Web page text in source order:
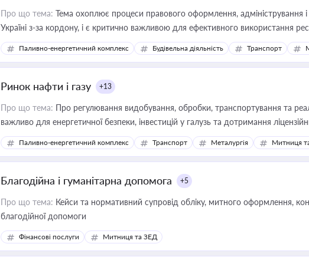
Про що тема: Тема охоплює процеси правового оформлення, адміністрування
Україні з-за кордону, і є критично важливою для ефективного використання
інфраструктурних проєктів
Паливно-енергетичний комплекс Будівельна діяльність Транспорт
Ринок нафти і газу +13
Про що тема: Про регулювання видобування, обробки, транспортування та
важливо для енергетичної безпеки, інвестицій у галузь та дотримання
Паливно-енергетичний комплекс Транспорт Металургія Митниця
Благодійна і гуманітарна допомога +5
Про що тема: Кейси та нормативний супровід обліку, митного оформлення,
благодійної допомоги
Фінансові послуги Митниця та ЗЕД